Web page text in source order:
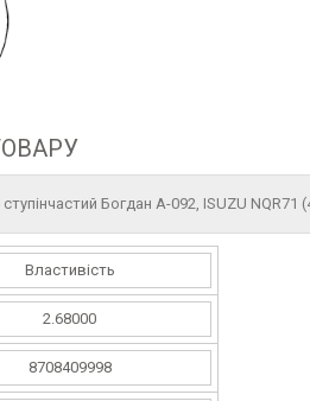
Богдан А-092, ISUZU NQR71
Властивість
2.68000
8708409998